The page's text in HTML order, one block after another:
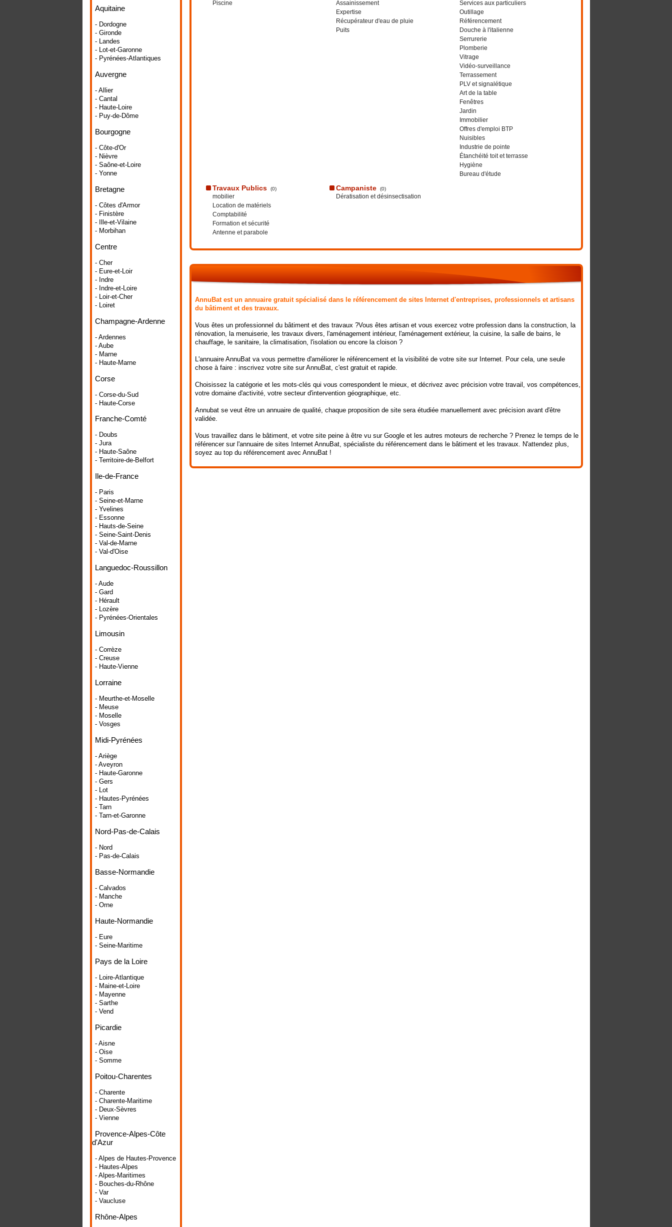
Aquitaine
- Dordogne
- Gironde
- Landes
- Lot-et-Garonne
- Pyrénées-Atlantiques
Auvergne
- Allier
- Cantal
- Haute-Loire
- Puy-de-Dôme
Bourgogne
- Côte-d'Or
- Nièvre
- Saône-et-Loire
- Yonne
Bretagne
- Côtes d'Armor
- Finistère
- Ille-et-Vilaine
- Morbihan
Centre
- Cher
- Eure-et-Loir
- Indre
- Indre-et-Loire
- Loir-et-Cher
- Loiret
Champagne-Ardenne
- Ardennes
- Aube
- Marne
- Haute-Marne
Corse
- Corse-du-Sud
- Haute-Corse
Franche-Comté
- Doubs
- Jura
- Haute-Saône
- Territoire-de-Belfort
Ile-de-France
- Paris
- Seine-et-Marne
- Yvelines
- Essonne
- Hauts-de-Seine
- Seine-Saint-Denis
- Val-de-Marne
- Val-d'Oise
Languedoc-Roussillon
- Aude
- Gard
- Hérault
- Lozère
- Pyrénées-Orientales
Limousin
- Corrèze
- Creuse
- Haute-Vienne
Lorraine
- Meurthe-et-Moselle
- Meuse
- Moselle
- Vosges
Midi-Pyrénées
- Ariège
- Aveyron
- Haute-Garonne
- Gers
- Lot
- Hautes-Pyrénées
- Tarn
- Tarn-et-Garonne
Nord-Pas-de-Calais
- Nord
- Pas-de-Calais
Basse-Normandie
- Calvados
- Manche
- Orne
Haute-Normandie
- Eure
- Seine-Maritime
Pays de la Loire
- Loire-Atlantique
- Maine-et-Loire
- Mayenne
- Sarthe
- Vend
Picardie
- Aisne
- Oise
- Somme
Poitou-Charentes
- Charente
- Charente-Maritime
- Deux-Sèvres
- Vienne
Provence-Alpes-Côte
d'Azur
- Alpes de Hautes-Provence
- Hautes-Alpes
- Alpes-Maritimes
- Bouches-du-Rhône
- Var
- Vaucluse
Rhône-Alpes
Piscine
Assainissement
Expertise
Récupérateur d'eau de pluie
Puits
Services aux particuliers
Outillage
Référencement
Douche à l'italienne
Serrurerie
Plomberie
Vitrage
Vidéo-surveillance
Terrassement
PLV et signalétique
Art de la table
Fenêtres
Jardin
Immobilier
Offres d'emploi BTP
Nuisibles
Industrie de pointe
Étanchéité toit et terrasse
Hygiène
Bureau d'étude
Travaux Publics (0)
mobilier
Location de matériels
Comptabilité
Formation et sécurité
Antenne et parabole
Campaniste (0)
Dératisation et désinsectisation
AnnuBat est un annuaire gratuit spécialisé dans le référencement de sites Internet d'entreprises, professionnels et artisans
du bâtiment et des travaux.
Vous êtes un professionnel du bâtiment et des travaux ?Vous êtes artisan et vous exercez votre profession dans la construction, la
rénovation, la menuiserie, les travaux divers, l'aménagement intérieur, l'aménagement extérieur, la cuisine, la salle de bains, le
chauffage, le sanitaire, la climatisation, l'isolation ou encore la cloison ?
L'annuaire AnnuBat va vous permettre d'améliorer le référencement et la visibilité de votre site sur Internet. Pour cela, une seule
chose à faire : inscrivez votre site sur AnnuBat, c'est gratuit et rapide.
Choisissez la catégorie et les mots-clés qui vous correspondent le mieux, et décrivez avec précision votre travail, vos compétences,
votre domaine d'activité, votre secteur d'intervention géographique, etc.
Annubat se veut être un annuaire de qualité, chaque proposition de site sera étudiée manuellement avec précision avant d'être
validée.
Vous travaillez dans le bâtiment, et votre site peine à être vu sur Google et les autres moteurs de recherche ? Prenez le temps de le
référencer sur l'annuaire de sites Internet AnnuBat, spécialiste du référencement dans le bâtiment et les travaux. N'attendez plus,
soyez au top du référencement avec AnnuBat !